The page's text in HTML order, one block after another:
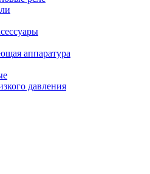
аппаратура
давления